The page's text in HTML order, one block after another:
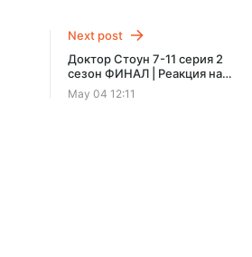
$1.56 per month - 20%
Next post
Доктор Стоун 7-11 серия 2
сезон ФИНАЛ | Реакция на
аниме
May 04 12:11